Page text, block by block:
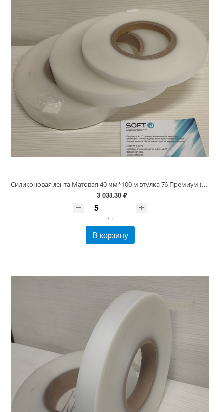
Силиконовая лента Матовая 40 мм*100 м втулка 76 Премиум (для вшивных ярлыков)
3 038.30 ₽
шт
В корзину